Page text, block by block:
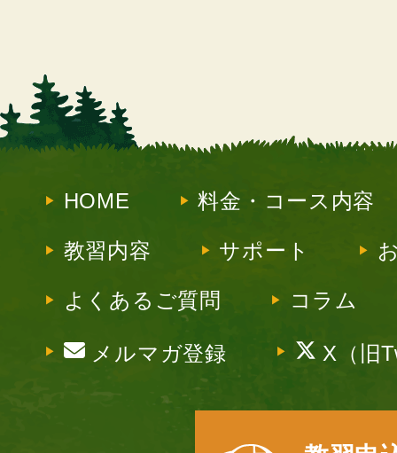
HOME 料金・コース内容
教習内容 サポート
よくあるご質問 コラム
メルマガ登録 X（旧